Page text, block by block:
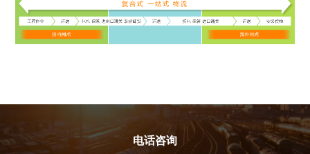
电话咨询